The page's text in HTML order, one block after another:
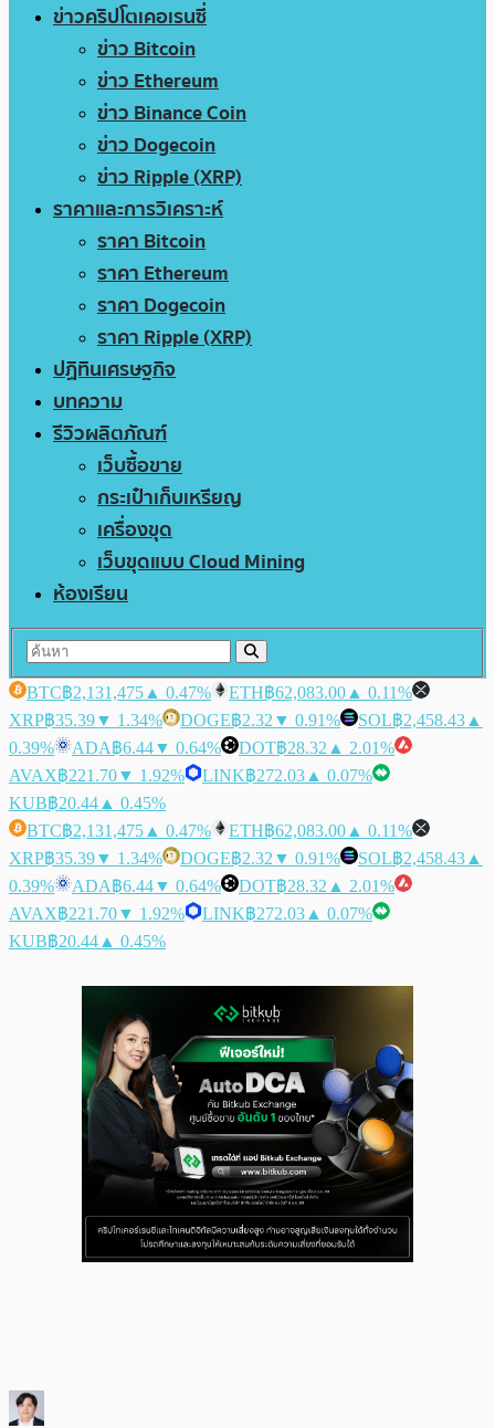
ข่าวคริปโตเคอเรนซี่
ข่าว Bitcoin
ข่าว Ethereum
ข่าว Binance Coin
ข่าว Dogecoin
ข่าว Ripple (XRP)
ราคาและการวิเคราะห์
ราคา Bitcoin
ราคา Ethereum
ราคา Dogecoin
ราคา Ripple (XRP)
ปฏิทินเศรษฐกิจ
บทความ
รีวิวผลิตภัณฑ์
เว็บซื้อขาย
กระเป๋าเก็บเหรียญ
เครื่องขุด
เว็บขุดแบบ Cloud Mining
ห้องเรียน
BTC฿2,131,475 ▲ 0.47% ETH฿62,083.00 ▲ 0.11%
XRP฿35.39▼ 1.34% DOGE฿2.32 ▼ 0.91% SOL฿2,458.43 ▲
0.39%
ADA฿6.44▼ 0.64% DOT฿28.32 ▲ 2.01%
AVAX฿221.70▼ 1.92% LINK฿272.03 ▲ 0.07%
KUB฿20.44 ▲ 0.45%
BTC฿2,131,475 ▲ 0.47% ETH฿62,083.00 ▲ 0.11%
XRP฿35.39▼ 1.34% DOGE฿2.32 ▼ 0.91% SOL฿2,458.43 ▲
0.39%
ADA฿6.44▼ 0.64% DOT฿28.32 ▲ 2.01%
AVAX฿221.70▼ 1.92% LINK฿272.03 ▲ 0.07%
KUB฿20.44 ▲ 0.45%